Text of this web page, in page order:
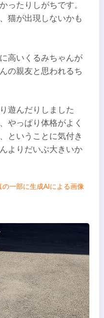
ったりしがちです。
猫が出現しないかも
高いくるみちゃんが
の親友と思われるち
遊んだりしました
っぱり体格がよく
いうことに気付き
よりだいぶ大きいか
一部に生成AIによる画像